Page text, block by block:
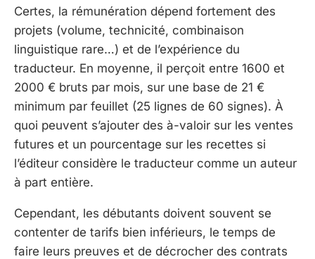
Certes, la rémunération dépend fortement des
projets (volume, technicité, combinaison
linguistique rare…) et de l’expérience du
traducteur. En moyenne, il perçoit entre 1600 et
2000 € bruts par mois, sur une base de 21 €
minimum par feuillet (25 lignes de 60 signes). À
quoi peuvent s’ajouter des à-valoir sur les ventes
futures et un pourcentage sur les recettes si
l’éditeur considère le traducteur comme un auteur
à part entière.
Cependant, les débutants doivent souvent se
contenter de tarifs bien inférieurs, le temps de
faire leurs preuves et de décrocher des contrats